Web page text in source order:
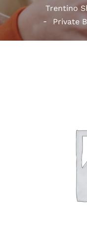
Trentino
Private